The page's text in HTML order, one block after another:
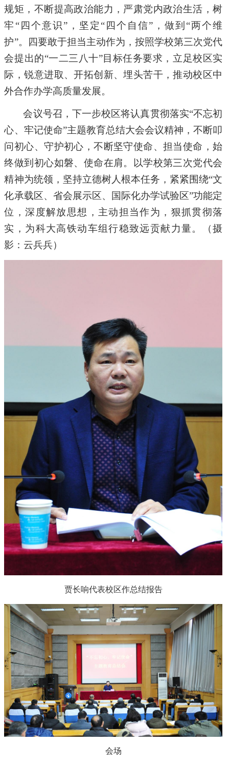
规矩，不断提高政治能力，严肃党内政治生活，树
牢 “四个意识”，坚定“四个自信”，做到“两个维
护”。四要敢于担当主动作为，按照学校第三次党代
会提出的“一二三八十”目标任务要求，立足校区实
际，锐意进取、开拓创新、埋头苦干，推动校区中
外合作办学高质量发展。
会议号召， 下一步校区将认真贯彻落实“不忘初
心、牢记使命”主题教育总结大会会议精神，不断叩
问初心、守护初心，不断坚守使命、担当使命，始
终做到初心如磐、使命在肩。以学校第三次党代会
精神为统领，坚持立德树人根本任务，紧紧围绕“文
化承载区、省会展示区、国际化办学试验区”功能定
位，深度解放思想，主动担当作为，狠抓贯彻落
实，为科大高铁动车组行稳致远贡献力量。（摄
影：云兵兵）
贾长响代表校区作总结报告
会场